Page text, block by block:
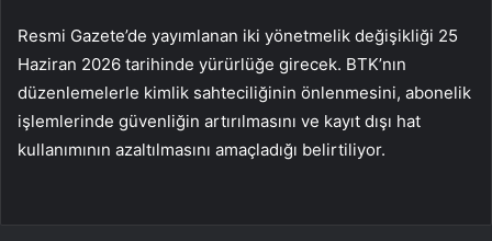
Resmi Gazete’de yayımlanan iki yönetmelik değişikliği 25
Haziran 2026 tarihinde yürürlüğe girecek. BTK’nın
düzenlemelerle kimlik sahteciliğinin önlenmesini, abonelik
işlemlerinde güvenliğin artırılmasını ve kayıt dışı hat
kullanımının azaltılmasını amaçladığı belirtiliyor.